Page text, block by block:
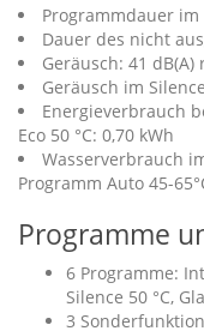
Programmdauer im
Dauer des nicht
Geräusch: 41 dB(A)
Geräusch im
Energieverbrauch
Eco 50 °C: 0,70 kWh
Wasserverbrauch
Programm Auto 45-
Programme
6 Programme:
Silence 50 °C,
3